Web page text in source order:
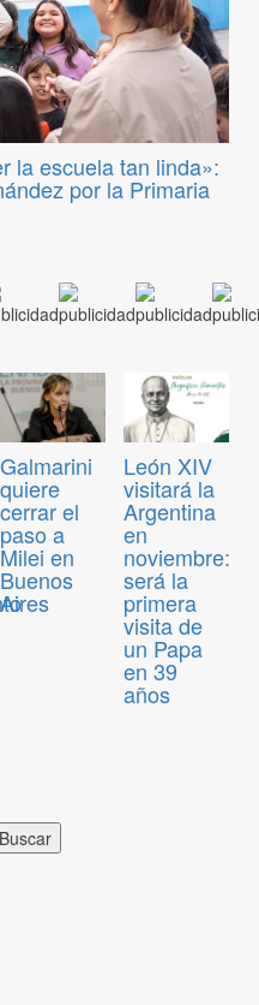
la escuela tan linda»:
por la Primaria
Galmarini
quiere
cerrar el
paso a
Milei en
Buenos
Aires
León XIV
visitará la
Argentina
en
noviembre:
será la
primera
visita de
un Papa
en 39
años